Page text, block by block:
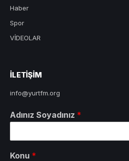
Haber
Spor
VİDEOLAR
ILETIŞIM
info@yurtfm.org
Adınız Soyadınız *
Konu *